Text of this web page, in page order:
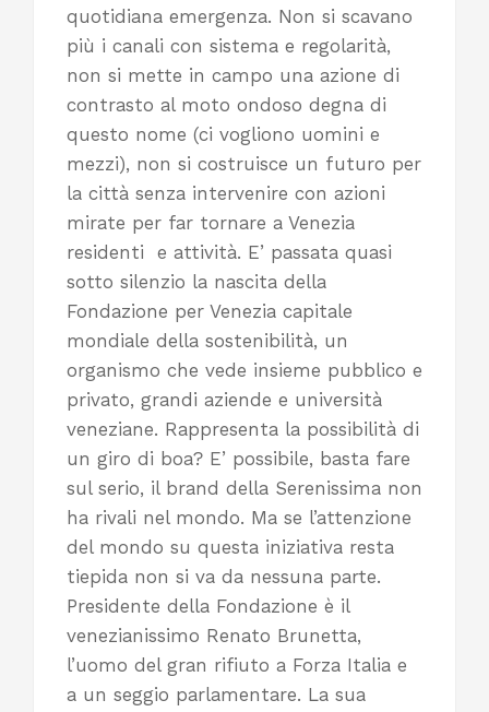
quotidiana emergenza. Non si scavano
più i canali con sistema e regolarità,
non si mette in campo una azione di
contrasto al moto ondoso degna di
questo nome (ci vogliono uomini e
mezzi), non si costruisce un futuro per
la città senza intervenire con azioni
mirate per far tornare a Venezia
residenti e attività. E’ passata quasi
sotto silenzio la nascita della
Fondazione per Venezia capitale
mondiale della sostenibilità, un
organismo che vede insieme pubblico e
privato, grandi aziende e università
veneziane. Rappresenta la possibilità di
un giro di boa? E’ possibile, basta fare
sul serio, il brand della Serenissima non
ha rivali nel mondo. Ma se l’attenzione
del mondo su questa iniziativa resta
tiepida non si va da nessuna parte.
Presidente della Fondazione è il
venezianissimo Renato Brunetta,
l’uomo del gran rifiuto a Forza Italia e
a un seggio parlamentare. La sua